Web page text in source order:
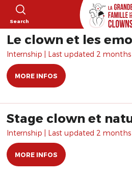
Search
Le clown et les
Internship | Last updated 2 months
MORE INFOS
Stage clown et
Internship | Last updated 2 months
MORE INFOS